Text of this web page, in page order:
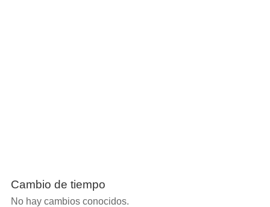
Cambio de tiempo
No hay cambios conocidos.